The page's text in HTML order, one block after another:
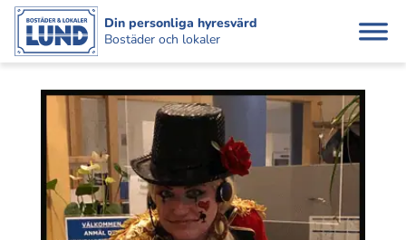
Din personliga hyresvärd
Bostäder och lokaler